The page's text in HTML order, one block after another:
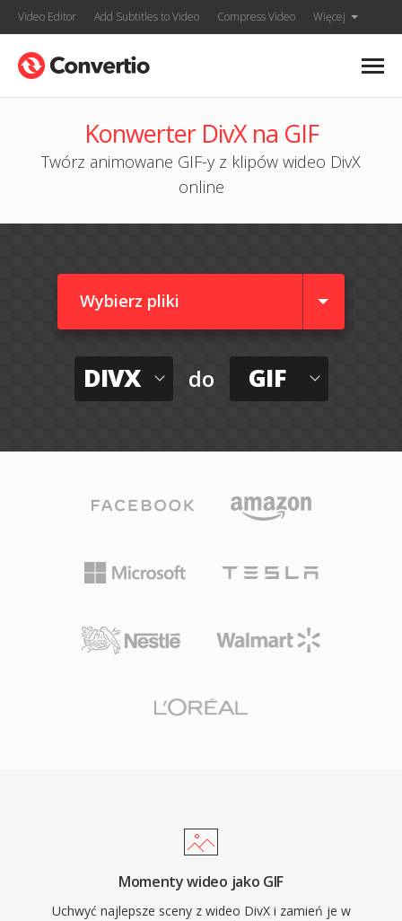
Video Editor Add Subtitles to Video Compress Video Więcej
Konwerter DivX na GIF
Twórz animowane GIF-y z klipów wideo DivX
online
Wybierz pliki
DIVX do GIF
Momenty wideo jako GIF
Uchwyć najlepsze sceny z wideo DivX i zamień je w